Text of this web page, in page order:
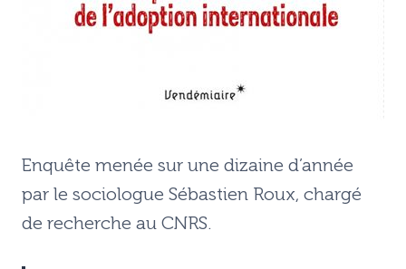
Enquête menée sur une dizaine d’année
par le sociologue Sébastien Roux, chargé
de recherche au CNRS.